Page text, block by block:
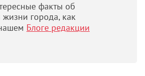
факты об
жизни города, как
Блоге редакции